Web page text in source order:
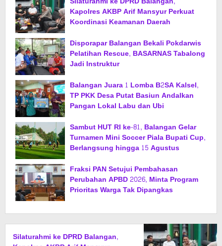
Kapolres AKBP Arif Mansyur Perkuat
Koordinasi Keamanan Daerah
Disporapar Balangan Bekali Pokdarwis
Pelatihan Rescue, BASARNAS Tabalong
Jadi Instruktur
Balangan Juara 1 Lomba B2SA Kalsel,
TP PKK Desa Putat Basiun Andalkan
Pangan Lokal Labu dan Ubi
Sambut HUT RI ke-81, Balangan Gelar
Turnamen Mini Soccer Piala Bupati Cup,
Berlangsung hingga 15 Agustus
Fraksi PAN Setujui Pembahasan
Perubahan APBD 2026, Minta Program
Prioritas Warga Tak Dipangkas
Silaturahmi ke DPRD Balangan,